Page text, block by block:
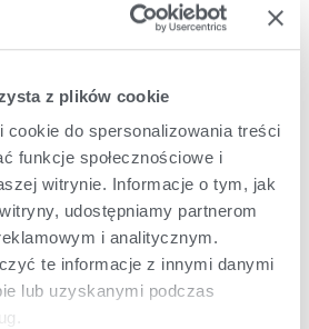
z plików cookie
do spersonalizowania treści
funkcje społecznościowe i
witrynie. Informacje o tym, jak
udostępniamy partnerom
i analitycznym.
te informacje z innymi danymi
lub uzyskanymi podczas
największym kapitałem są ludzie.
przejrzystości i uczciwości.
opinii i dzielenia się pomysłami.